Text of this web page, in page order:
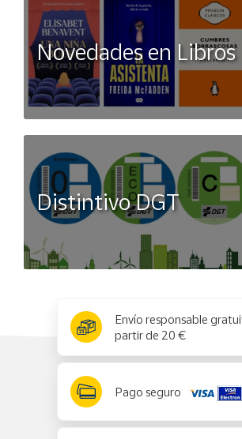
Novedades en Libros
Distintivo DGT
Envío responsable
partir de 20 €
Pago seguro